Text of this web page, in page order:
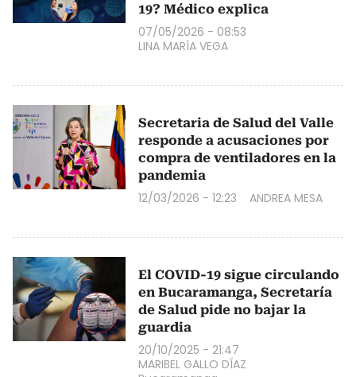
19? Médico explica
07/05/2026 - 08:53
LINA MARÍA VEGA
Secretaria de Salud del Valle
responde a acusaciones por
compra de ventiladores en la
pandemia
12/03/2026 - 12:23 ANDREA MESA
El COVID-19 sigue circulando
en Bucaramanga, Secretaría
de Salud pide no bajar la
guardia
20/10/2025 - 21:47
MARIBEL GALLO DÍAZ